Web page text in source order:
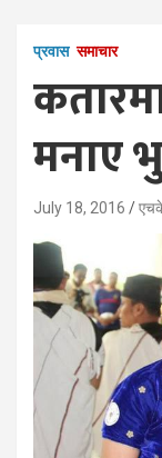
प्रवास समाचार
मनाए
July 18, 2016